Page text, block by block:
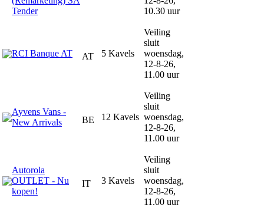
Tender
10.30 uur
RCI Banque AT AT 5 Kavels
Veiling
sluit
woensdag,
12-8-26,
11.00 uur
Ayvens Vans -
New Arrivals
BE 12 Kavels
Veiling
sluit
woensdag,
12-8-26,
11.00 uur
Autorola
OUTLET - Nu
kopen!
IT 3 Kavels
Veiling
sluit
woensdag,
12-8-26,
11.00 uur